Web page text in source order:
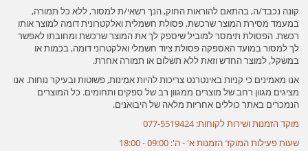
קונה נכבד/ה, בהתאם להוראות החוק, הנך רשאי/ת למסור, ללא כל תמורה,
במעמד מסירת המוצר שרכשת, פסולת חשמלית ואלקטרונית דומה למוצר אותו
רכשת. הפסולת תימסר למוביל שיספק לך את המוצר שרכשת ומחובתו לאפשר
לך למסור במועד האספקה פסולת ציוד חשמלי ואלקטרוני דומה, בכמות או
במשקל, למוצר החדש וזאת ללא תשלום או תמורה אחרת.
אנו מאמינים כי קניות באינטרנט צריכות להיות אמינות, פשוטות ובעיקר נוחות. אנו
מציגים מגוון רחב של מוצרים ממגוון רב של ספקים ותחומים. כל המוצרים
הנמכרים באתר כוללים אחריות מלאה של היבואנים.
מוקד הזמנות ושירות לקוחות: 077-5519424
שעות פעילות המוקד הזמנות א' - ה': 09:00 - 18:00